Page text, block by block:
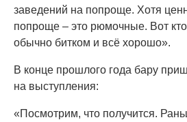
заведений на попроще. Хотя
попроще – это рюмочные. Вот
обычно битком и всё хорошо».
В конце прошлого года бару
на выступления:
«Посмотрим, что получится.